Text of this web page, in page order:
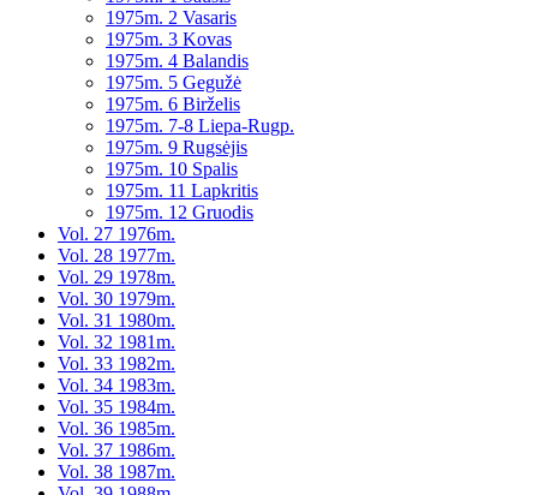
1975m. 2 Vasaris
1975m. 3 Kovas
1975m. 4 Balandis
1975m. 5 Gegužė
1975m. 6 Birželis
1975m. 7-8 Liepa-Rugp.
1975m. 9 Rugsėjis
1975m. 10 Spalis
1975m. 11 Lapkritis
1975m. 12 Gruodis
Vol. 27 1976m.
Vol. 28 1977m.
Vol. 29 1978m.
Vol. 30 1979m.
Vol. 31 1980m.
Vol. 32 1981m.
Vol. 33 1982m.
Vol. 34 1983m.
Vol. 35 1984m.
Vol. 36 1985m.
Vol. 37 1986m.
Vol. 38 1987m.